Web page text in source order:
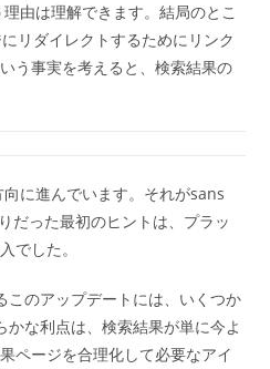
由は理解できます。結局のとこ
リダイレクトするためにリンク
う事実を考えると、検索結果の
に進んでいます。それがsans
だった最初のヒントは、プラッ
でした。
このアップデートには、いくつか
な利点は、検索結果が単に今よ
ページを合理化して必要なアイ